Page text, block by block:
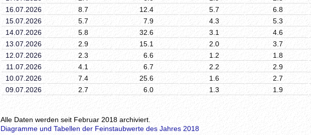
16.07.2026
8.7 12.4 5.7 6.8
15.07.2026
5.7 7.9 4.3 5.3
14.07.2026
5.8 32.6 3.1 4.6
13.07.2026
2.9 15.1 2.0 3.7
12.07.2026
2.3 6.6 1.2 1.8
11.07.2026
4.1 6.7 2.2 2.9
10.07.2026
7.4 25.6 1.6 2.7
09.07.2026
2.7 6.0 1.3 1.9
Alle Daten werden seit Februar 2018 archiviert.
Diagramme und Tabellen der Feinstaubwerte des Jahres 2018